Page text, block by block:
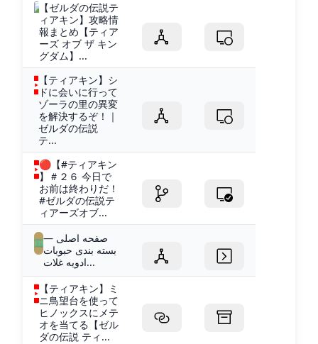
【ゼルダの伝説テ
ィアキン】攻略情
報まとめ【ティア
ーズ オブ ザ キン
グダム】...
【ティアキン】シ
ドに会いに行って
ゾーラの里の異変
を解決するぞ！｜
ゼルダの伝説
テ...
🔴【#ティアキン
】＃２６ 今日で
お前は終わりだ！
#ゼルダの伝説テ
ィアーズオブ...
صفحه اصلی —
بسته بندی حبوبات
ادویه غلات...
【ティアキン】ミ
ニ鳥望台を使って
ヒノックスにメテ
オを当てる【ゼル
ダの伝説 ティ...